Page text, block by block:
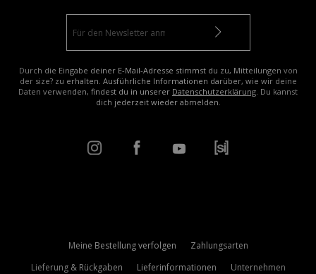
Durch die Eingabe deiner E-Mail-Adresse stimmst du zu, Mitteilungen von
der size? zu erhalten. Ausführliche Informationen darüber, wie wir deine
Daten verwenden, findest du in unserer Datenschutzerklärung. Du kannst
dich jederzeit wieder abmelden.
Meine Bestellung verfolgen
Zahlungsarten
Lieferung & Rückgaben
Lieferinformationen Unternehmen